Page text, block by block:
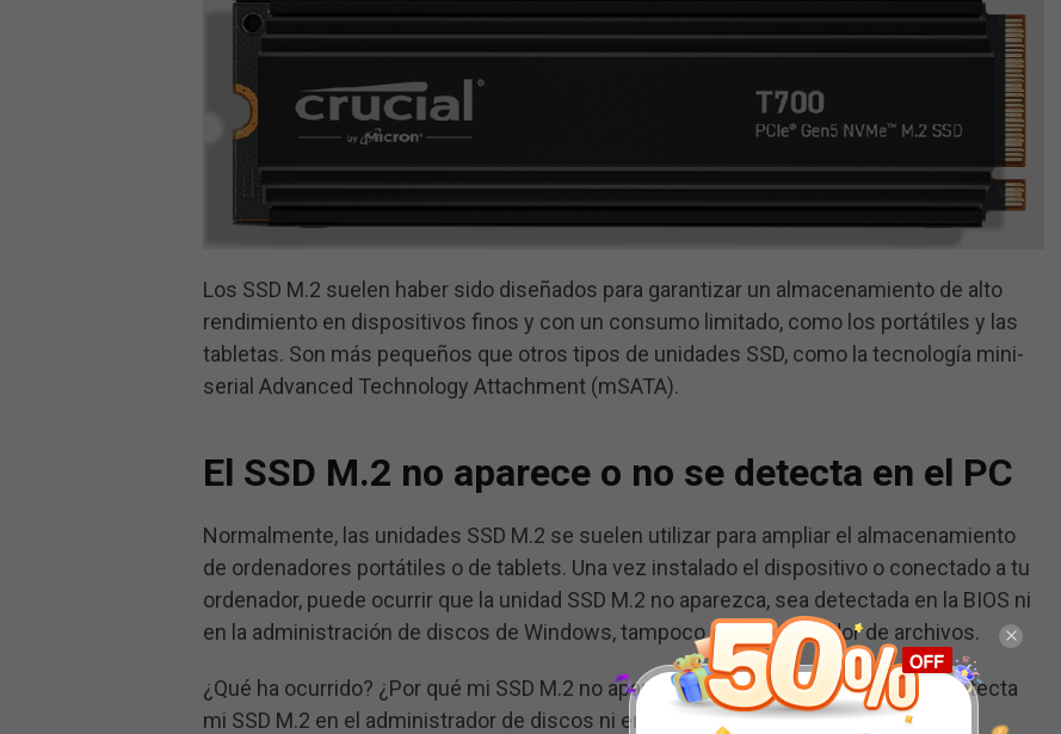
Los SSD M.2 suelen haber sido diseñados para garantizar un almacenamiento de alto
rendimiento en dispositivos finos y con un consumo limitado, como los portátiles y las
tabletas. Son más pequeños que otros tipos de unidades SSD, como la tecnología mini-
serial Advanced Technology Attachment (mSATA).
El SSD M.2 no aparece o no se detecta en el PC
Normalmente, las unidades SSD M.2 se suelen utilizar para ampliar el almacenamiento
de ordenadores portátiles o de tablets. Una vez instalado el dispositivo o conectado a tu
ordenador, puede ocurrir que la unidad SSD M.2 no aparezca, sea detectada en la BIOS ni
en la administración de discos de Windows, tampoco en el explorador de archivos.
¿Qué ha ocurrido? ¿Por qué mi SSD M.2 no aparece en la BIOS? ¿Por qué no se detecta
mi SSD M.2 en el administrador de discos ni en el explorador de archivos?